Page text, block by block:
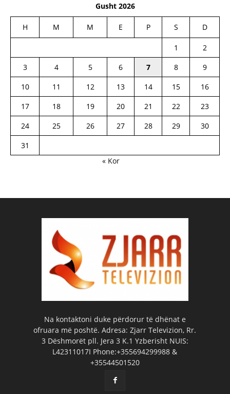
Gusht 2026
H M M E P S D
1
2
3
4 5 6 7 8
9
10
11 12 13 14 15
16
17
18 19 20 21 22
23
24
25 26 27 28 29
30
31
« Kor
Na kontaktoni duke përdorur të dhënat e
ofruara më poshtë. Adresa: Zjarr Televizion, Rr.
3 Dëshmorët pll. Jera 3 K.1 Yzberisht NUIS:
L42311017I Phone:+355694299988 &
+35544501520